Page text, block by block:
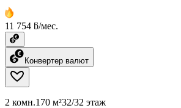
11 754 ƃ/мес.
Конвертер валют
2 комн.170 м²32/32 этаж